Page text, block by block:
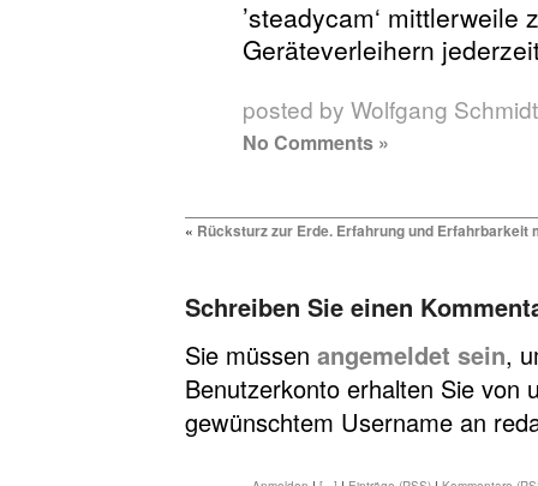
’steadycam‘
Geräteverleihern
posted by Wolfgang Schmidt
No Comments »
« Rücksturz zur Erde. Erfahrung und
Schreiben Sie einen
Sie müssen angemeldet sein,
Benutzerkonto erhalten Sie von
gewünschtem Username an